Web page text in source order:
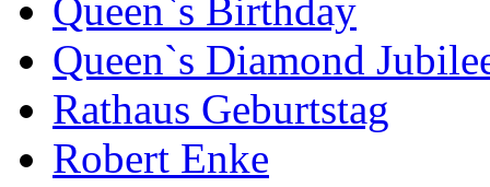
Queen`s Birthday
Queen`s Diamond
Rathaus Geburtstag
Robert Enke